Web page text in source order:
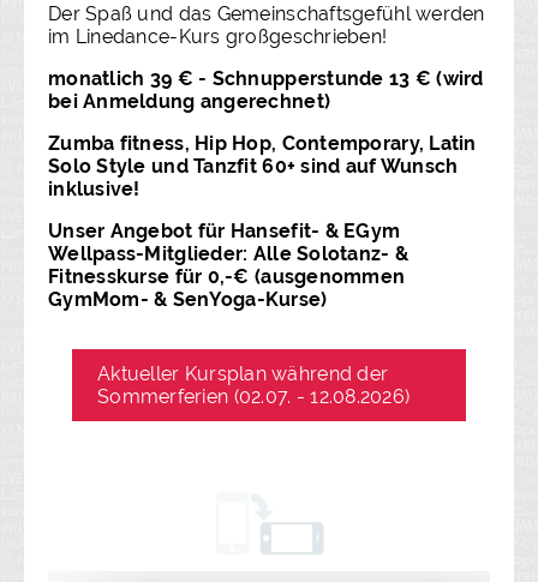
Der Spaß und das Gemeinschaftsgefühl werden
im Linedance-Kurs großgeschrieben!
monatlich 39 € - Schnupperstunde 13 € (wird
bei Anmeldung angerechnet)
Zumba fitness, Hip Hop, Contemporary, Latin
Solo Style und Tanzfit 60+ sind auf Wunsch
inklusive!
Unser Angebot für Hansefit- & EGym
Wellpass-Mitglieder: Alle Solotanz- &
Fitnesskurse für 0,-€ (ausgenommen
GymMom- & SenYoga-Kurse)
Aktueller Kursplan während der
Sommerferien (02.07. - 12.08.2026)